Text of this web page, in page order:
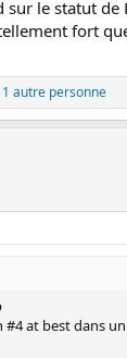
le statut de
fort
autre personne
at best dans